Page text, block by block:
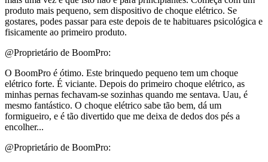
produto mais pequeno, sem dispositivo de choque elétrico. Se
gostares, podes passar para este depois de te habituares psicológica e
fisicamente ao primeiro produto.
@Proprietário de BoomPro:
O BoomPro é ótimo. Este brinquedo pequeno tem um choque
elétrico forte. É viciante. Depois do primeiro choque elétrico, as
minhas pernas fechavam-se sozinhas quando me sentava. Uau, é
mesmo fantástico. O choque elétrico sabe tão bem, dá um
formigueiro, e é tão divertido que me deixa de dedos dos pés a
encolher...
@Proprietário de BoomPro: